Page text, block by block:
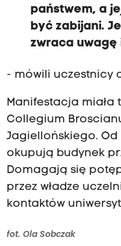
państwem, a
być zabijani.
zwraca uwagę
- mówili uczestnicy
Manifestacja miała
Collegium
Jagiellońskiego.
okupują budynek
Domagają się
przez władze
kontaktów
fot. Ola Sobczak